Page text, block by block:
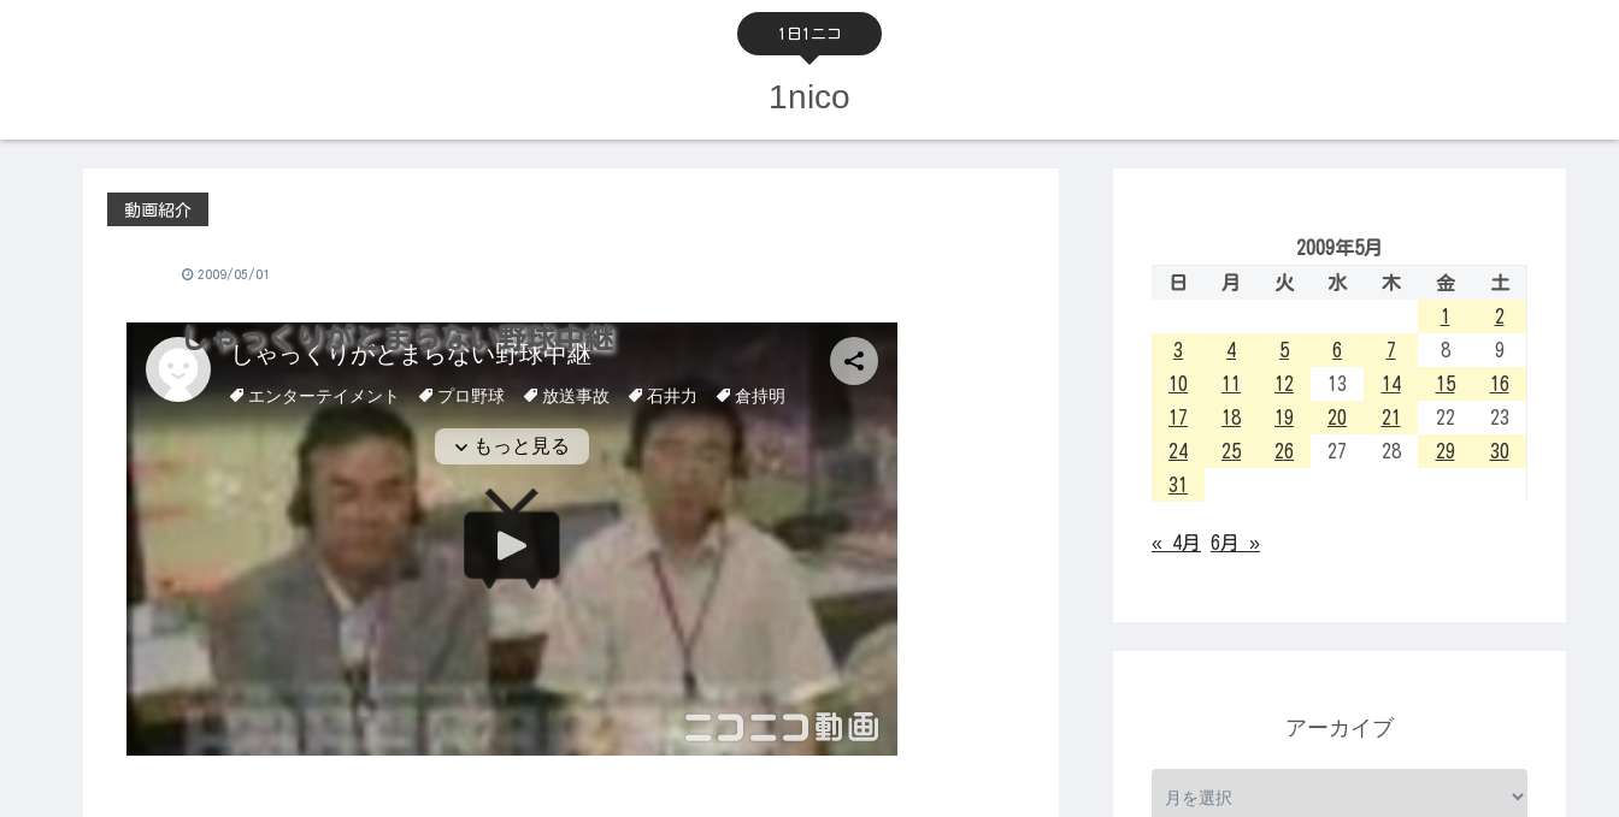
1日1ニコ
1nico
しゃっくりがとまらない野球中継
動画紹介
2009/05/01
2009年5月
日
月 火 水 木 金
土
1
2
3
4 5 6 7 8
9
10
11 12 13 14 15
16
17
18 19 20 21 22
23
24
25 26 27 28 29
30
31
« 4月 6月 »
アーカイブ